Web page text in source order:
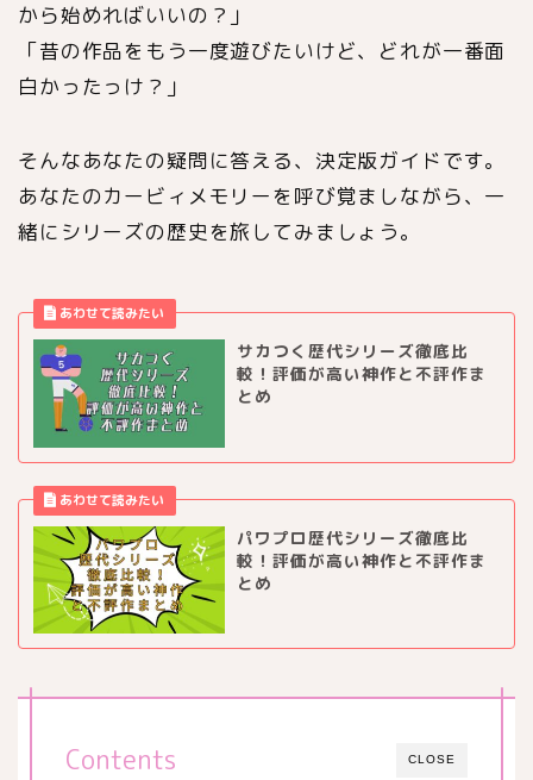
から始めればいいの？」
「昔の作品をもう一度遊びたいけど、どれが一番面
白かったっけ？」
そんなあなたの疑問に答える、決定版ガイドです。
あなたのカービィメモリーを呼び覚ましながら、一
緒にシリーズの歴史を旅してみましょう。
サカつく歴代シリーズ徹底比
較！評価が高い神作と不評作ま
とめ
パワプロ歴代シリーズ徹底比
較！評価が高い神作と不評作ま
とめ
CLOSE
Contents